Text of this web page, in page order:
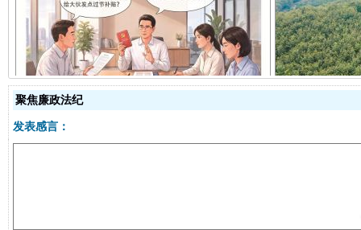
揭开“小金库”的免责幌子
聚焦廉政法纪
发表感言：